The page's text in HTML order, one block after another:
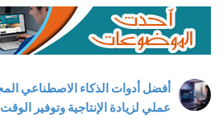
عملي لزيادة الإنتاجية وتوفير الوقت